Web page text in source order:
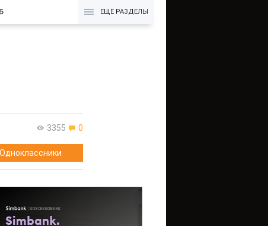
ЕЩЁ РАЗДЕЛЫ
3355 0
Одноклассники